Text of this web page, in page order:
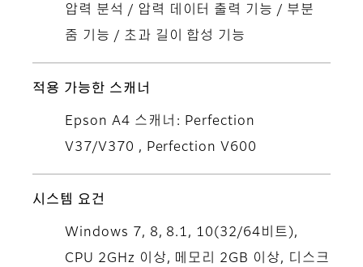
압력 분석 / 압력 데이터 출력 기능 / 부분
줌 기능 / 초과 길이 합성 기능
적용 가능한 스캐너
Epson A4 스캐너: Perfection
V37/V370 , Perfection V600
시스템 요건
Windows 7, 8, 8.1, 10(32/64비트),
CPU 2GHz 이상, 메모리 2GB 이상, 디스크